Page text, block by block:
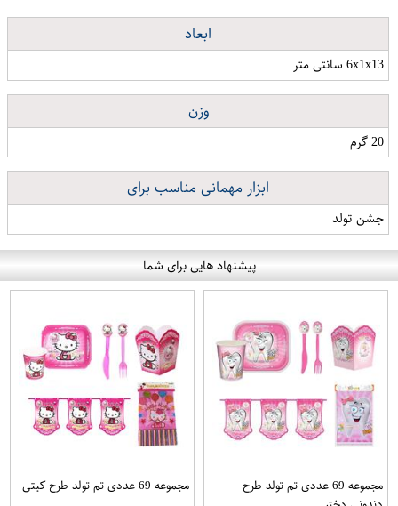
ابعاد
6x1x13 سانتی متر
وزن
20 گرم
ابزار مهمانی مناسب برای
جشن تولد
پیشنهاد هایی برای شما
مجموعه 69 عددی تم تولد طرح
مجموعه 69 عددی تم تولد طرح کیتی